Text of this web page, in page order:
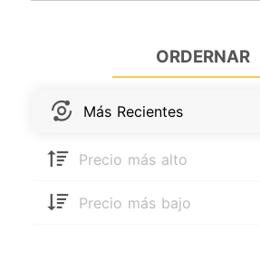
ORDERNAR
Más Recientes
Precio más alto
Precio más bajo